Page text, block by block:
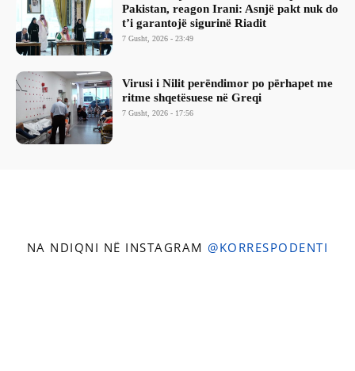
Pakistan, reagon Irani: Asnjë pakt nuk do
t’i garantojë sigurinë Riadit
7 Gusht, 2026 - 23:49
Virusi i Nilit perëndimor po përhapet me
ritme shqetësuese në Greqi
7 Gusht, 2026 - 17:56
NA NDIQNI NË INSTAGRAM @KORRESPODENTI